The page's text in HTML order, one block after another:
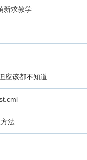
新求教学
应该都不知道
法